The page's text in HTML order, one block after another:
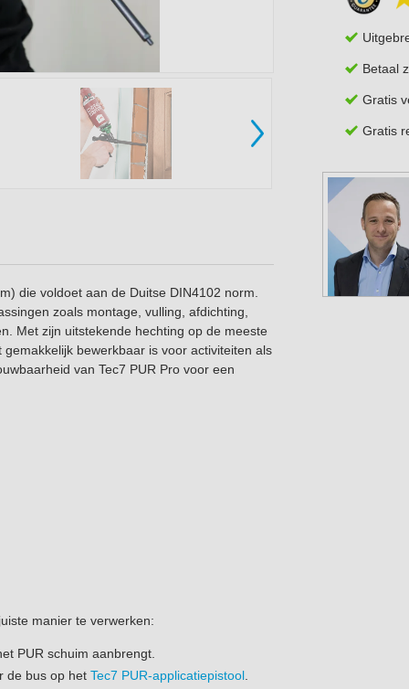
die voldoet aan de Duitse DIN4102 norm.
zoals montage, vulling, afdichting,
Met zijn uitstekende hechting op de meeste
bewerkbaar is voor activiteiten als
van Tec7 PUR Pro voor een
manier te verwerken:
PUR schuim aanbrengt.
de bus op het Tec7 PUR-applicatiepistool.
Betaal
Gratis
Gratis